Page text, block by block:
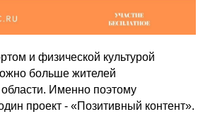
и физической культурой
больше жителей
области. Именно поэтому
проект - «Позитивный контент».